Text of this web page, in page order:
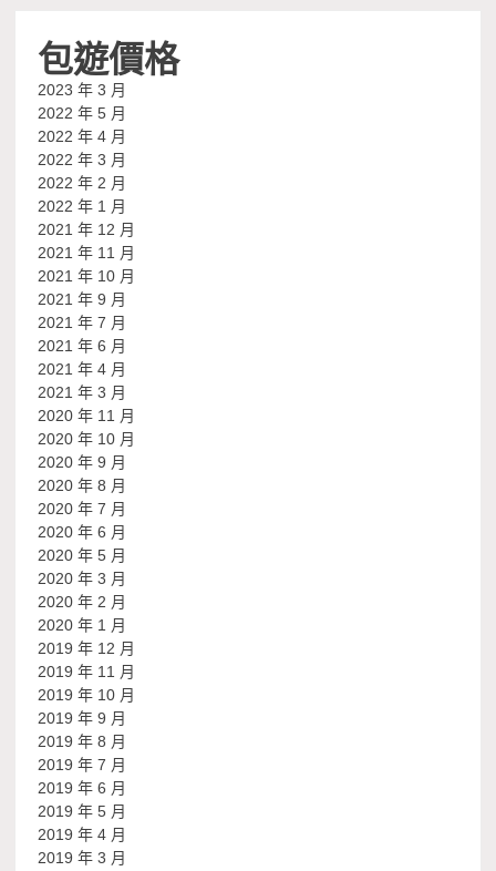
包遊價格
2023 年 3 月
2022 年 5 月
2022 年 4 月
2022 年 3 月
2022 年 2 月
2022 年 1 月
2021 年 12 月
2021 年 11 月
2021 年 10 月
2021 年 9 月
2021 年 7 月
2021 年 6 月
2021 年 4 月
2021 年 3 月
2020 年 11 月
2020 年 10 月
2020 年 9 月
2020 年 8 月
2020 年 7 月
2020 年 6 月
2020 年 5 月
2020 年 3 月
2020 年 2 月
2020 年 1 月
2019 年 12 月
2019 年 11 月
2019 年 10 月
2019 年 9 月
2019 年 8 月
2019 年 7 月
2019 年 6 月
2019 年 5 月
2019 年 4 月
2019 年 3 月